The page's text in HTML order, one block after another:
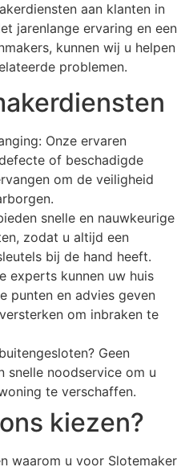
aan klanten in
jarenlange ervaring en een
kunnen wij u helpen
problemen.
Onze ervaren
of beschadigde
om de veiligheid
snelle en nauwkeurige
zodat u altijd een
bij de hand heeft.
experts kunnen uw huis
punten en advies geven
om inbraken te
Geen
snelle noodservice om u
te verschaffen.
kiezen?
waarom u voor Slotemaker